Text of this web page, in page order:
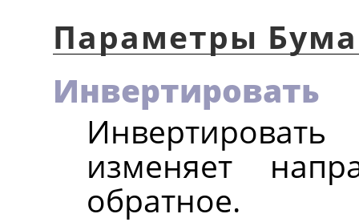
Параметры
Инвертировать
изменяет
обратное.